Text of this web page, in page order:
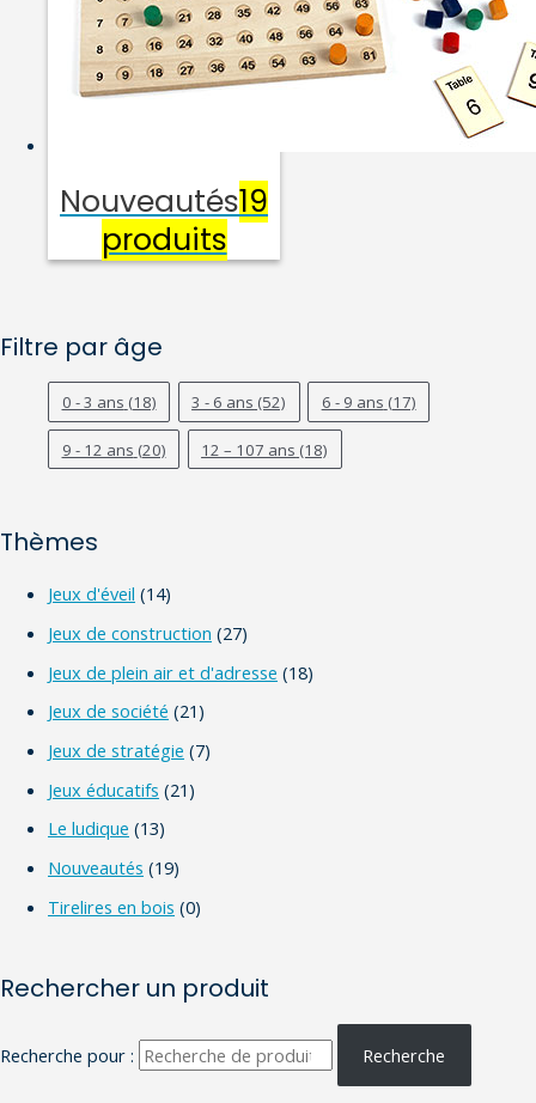
Nouveautés19
produits
Filtre par âge
0 - 3 ans (18) 3 - 6 ans (52) 6 - 9 ans (17)
9 - 12 ans (20) 12 – 107 ans (18)
Thèmes
Jeux d'éveil (14)
Jeux de construction (27)
Jeux de plein air et d'adresse (18)
Jeux de société (21)
Jeux de stratégie (7)
Jeux éducatifs (21)
Le ludique (13)
Nouveautés (19)
Tirelires en bois (0)
Rechercher un produit
Recherche pour : Recherche